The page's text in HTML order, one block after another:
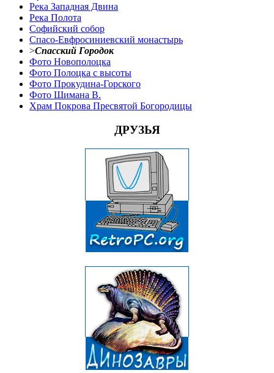
Река Западная Двина
Река Полота
Софийский собор
Спасо-Евфросиниевский монастырь
>Спасский Городок
Фото Новополоцка
Фото Полоцка с высоты
Фото Прокудина-Горского
Фото Шимана В.
Храм Покрова Пресвятой Богородицы
ДРУЗЬЯ